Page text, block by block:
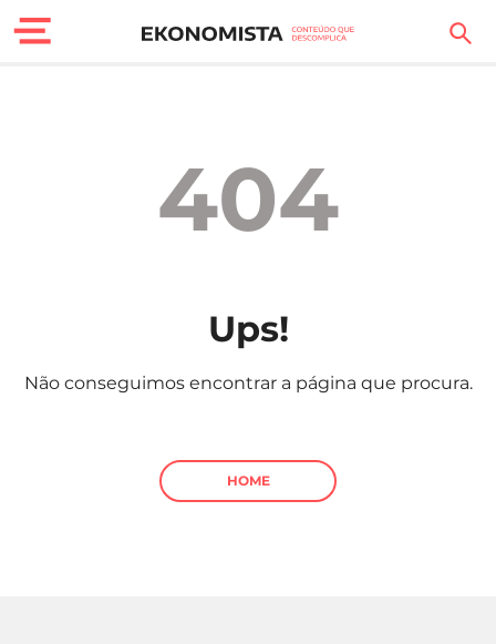
Carreira
Sociedade
Negócios
404
Ups!
Não conseguimos encontrar a página que procura.
HOME